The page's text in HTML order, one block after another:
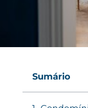
Sumário